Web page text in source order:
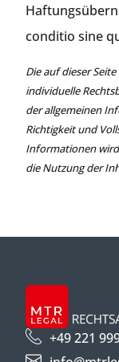
conditio sine
Die auf dieser
individuelle
der allgemeinen
Richtigkeit und
Informationen
die Nutzung der
+49 221